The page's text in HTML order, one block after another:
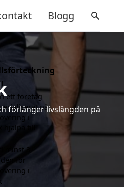
Blogg
förlänger livslängden på
ett företag
på
i
hjälpa till
minst 3
för
i